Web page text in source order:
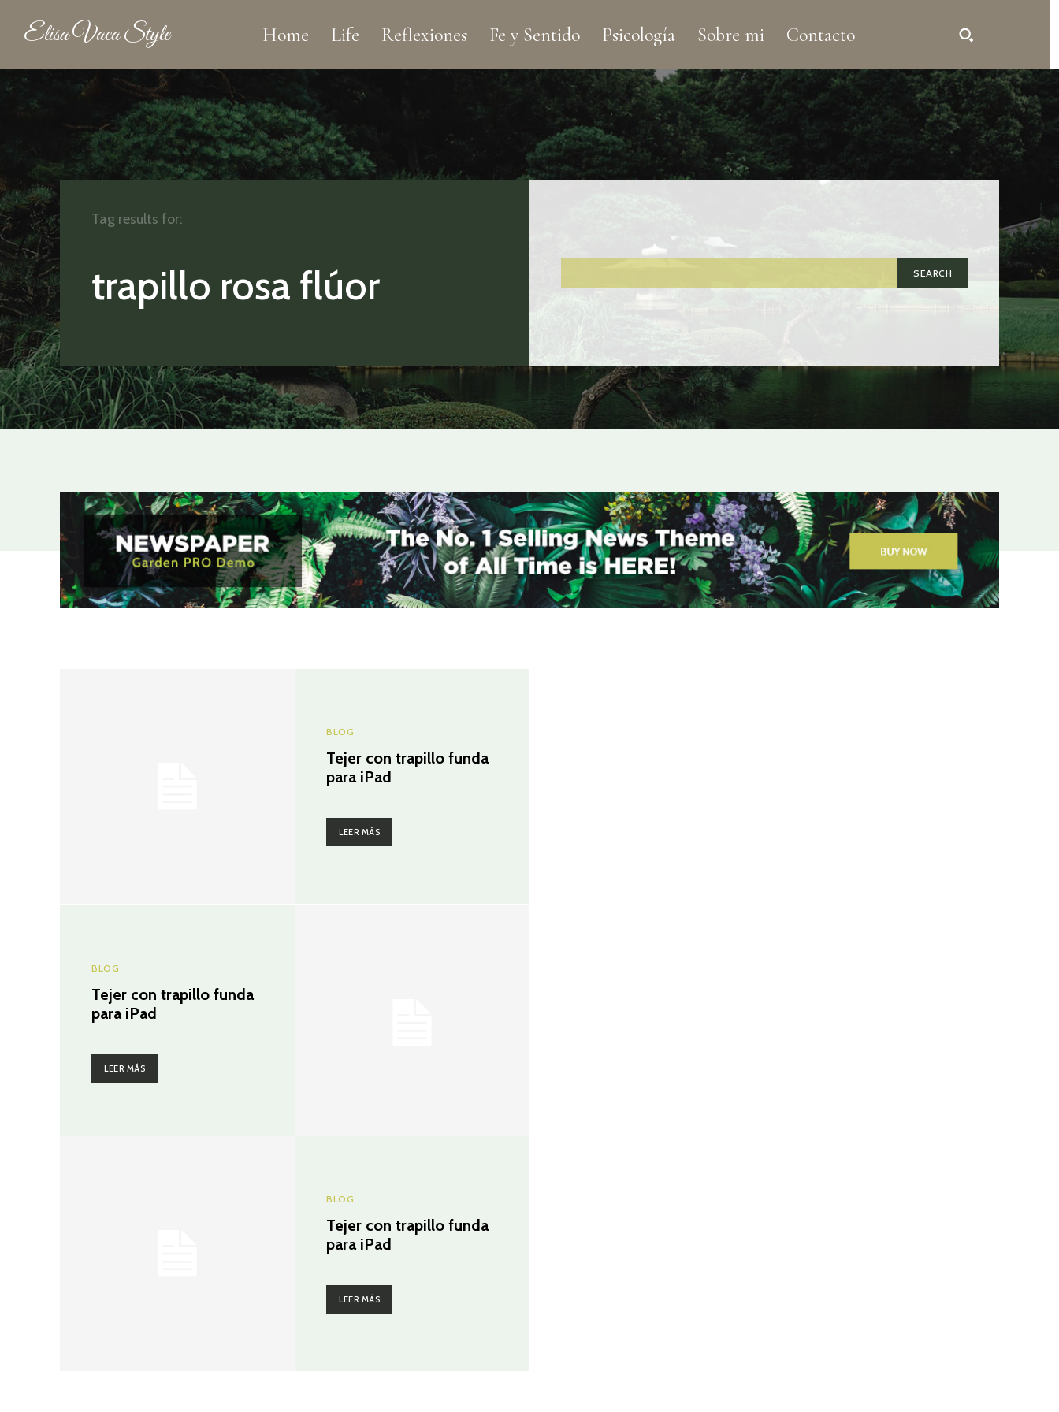
Elisa Vaca Style Home Life Reflexiones Fe y Sentido Psicología Sobre mi Contacto
trapillo rosa flúor SEARCH
Tag results for:
BLOG
Tejer con trapillo funda
para iPad
LEER MÁS
BLOG
Tejer con trapillo funda
para iPad
LEER MÁS
BLOG
Tejer con trapillo funda
para iPad
LEER MÁS